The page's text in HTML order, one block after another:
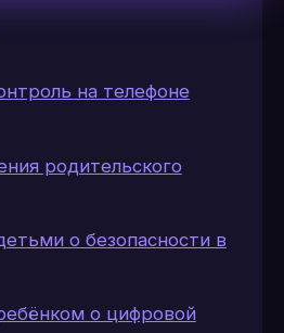
на телефоне
родительского
о безопасности в
о цифровой